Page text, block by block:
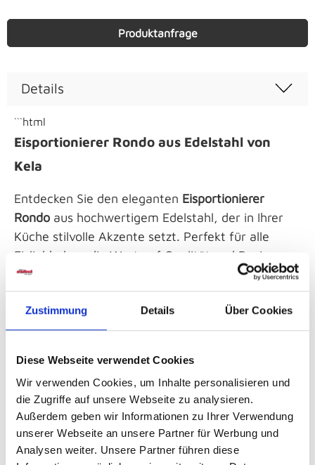
Zustimmung Details Über Cookies
Diese Webseite verwendet Cookies
Wir verwenden Cookies, um Inhalte personalisieren und
die Zugriffe auf unsere Webseite zu analysieren.
Außerdem geben wir Informationen zu Ihrer Verwendung
unserer Webseite an unsere Partner für Werbung und
Analysen weiter. Unsere Partner führen diese
Produktanfrage
Details
```html
Eisportionierer Rondo aus Edelstahl von
Kela
Entdecken Sie den eleganten Eisportionierer
Rondo aus hochwertigem Edelstahl, der in Ihrer
Küche stilvolle Akzente setzt. Perfekt für alle
Eisliebhaber, die Wert auf Qualität und Design
legen. Mit diesem praktischen Helfer zaubern Sie
im Handumdrehen perfekte Eiskugeln.
Hochwertiges Edelstahlmaterial
Stilvolles und langlebiges Design
Die Produkte von Möbel Wallach können nicht nur
online reserviert werden, sofern sie lagernd sind,